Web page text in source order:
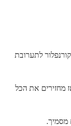
לתערובת
מחזירים את הכל
מסמיך.